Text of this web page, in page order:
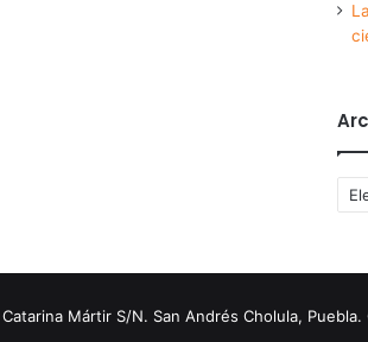
Mártir S/N. San Andrés Cholula,